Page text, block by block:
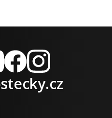
FacebookInstagram